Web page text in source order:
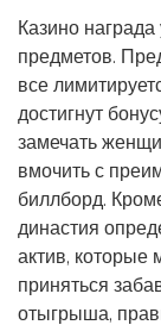
Казино
предметов.
все
достигнут
замечать
вмочить с
биллборд.
династия
актив, которые
приняться
отыгрыша,